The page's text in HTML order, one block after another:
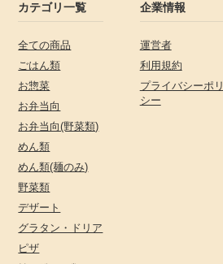
カテゴリ一覧
全ての商品
ごはん類
お惣菜
お弁当向
お弁当向(野菜類)
めん類
めん類(麺のみ)
野菜類
デザート
グラタン・ドリア
ピザ
企業情報
運営者
利用規約
プライバシーポリ
シー